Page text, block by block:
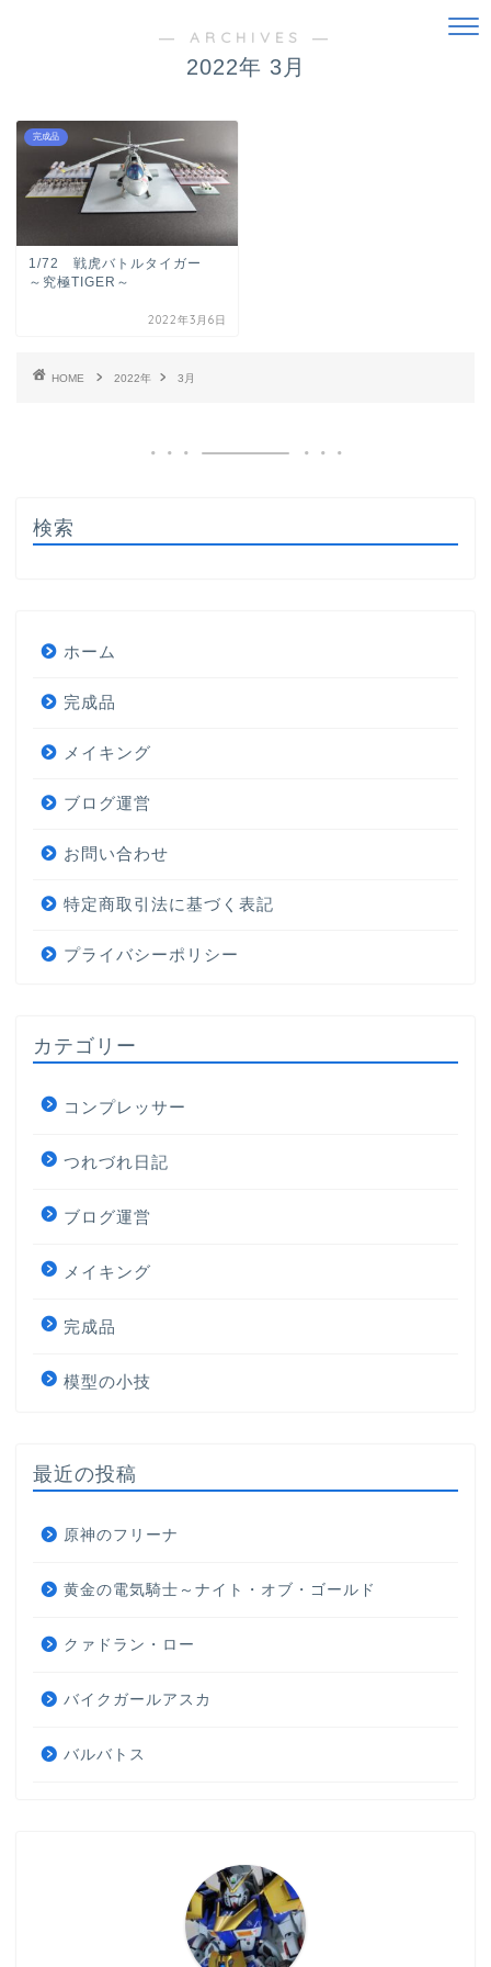
― ARCHIVES ―
2022年 3月
完成品
1/72 戦虎バトルタイガー
～究極TIGER～
2022年3月6日
HOME 2022年 3月
検索
ホーム
完成品
メイキング
ブログ運営
お問い合わせ
特定商取引法に基づく表記
プライバシーポリシー
カテゴリー
コンプレッサー
つれづれ日記
ブログ運営
メイキング
完成品
模型の小技
最近の投稿
原神のフリーナ
黄金の電気騎士～ナイト・オブ・ゴールド
クァドラン・ロー
バイクガールアスカ
バルバトス